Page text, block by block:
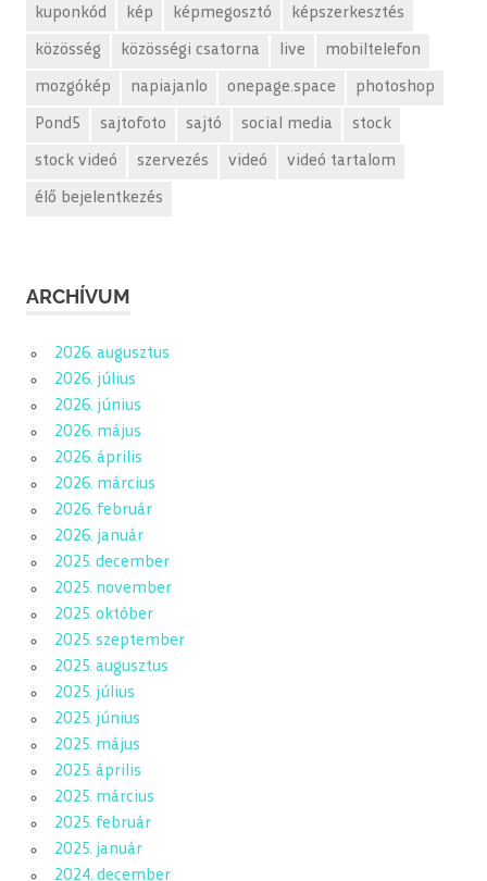
kuponkód kép képmegosztó képszerkesztés
közösség közösségi csatorna live mobiltelefon
mozgókép napiajanlo onepage.space photoshop
Pond5 sajtofoto sajtó social media stock
stock videó szervezés videó videó tartalom
élő bejelentkezés
ARCHÍVUM
2026. augusztus
2026. július
2026. június
2026. május
2026. április
2026. március
2026. február
2026. január
2025. december
2025. november
2025. október
2025. szeptember
2025. augusztus
2025. július
2025. június
2025. május
2025. április
2025. március
2025. február
2025. január
2024. december